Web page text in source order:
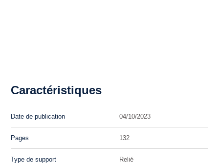
Caractéristiques
Date de publication 04/10/2023
Pages 132
Type de support Relié